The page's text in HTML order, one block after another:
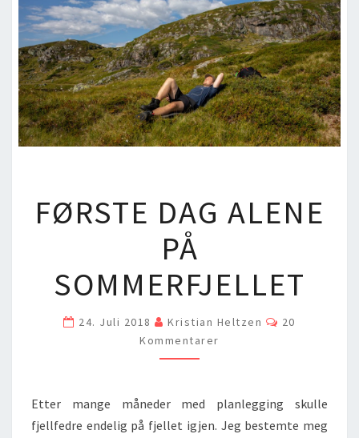
DAG
ALENE
PÅ
SOMMERFJELLET
FØRSTE DAG ALENE
PÅ
SOMMERFJELLET
24. Juli 2018 Kristian Heltzen Comments
20
Kommentarer
Etter mange måneder med planlegging skulle
fjellfedre endelig på fjellet igjen. Jeg bestemte meg